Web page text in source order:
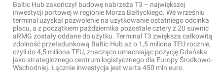
Baltic Hub zakończył budowę nabrzeża T3 – największej
inwestycji portowej w regionie Morza Bałtyckiego. We wrześniu
terminal uzyskał pozwolenie na użytkowanie ostatniego odcinka
placu, a z początkiem października pozostałe cztery z 20 suwnic
aRMG zostały oddane do użytku. Terminal T3 zwiększa całkowitą
zdolność przeładunkową Baltic Hub aż o 1,5 miliona TEU rocznie,
czyli do 4,5 miliona TEU, znacząco umacniając pozycję Gdańska
jako strategicznego centrum logistycznego dla Europy Środkowo-
Wschodniej. Łącznie inwestycja jest warta 450 mln euro.